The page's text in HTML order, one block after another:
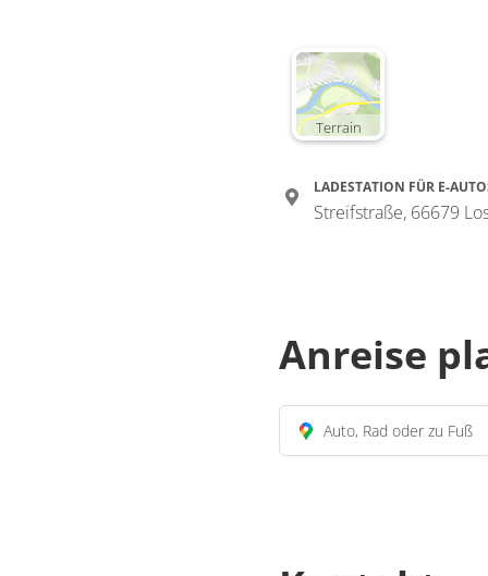
Terrain
LADESTATION FÜR E-
Streifstraße, 66679
Anreise
Auto, Rad oder zu Fuß